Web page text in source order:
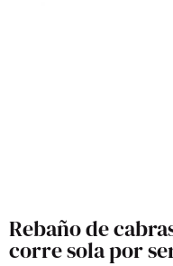
Rebaño de
corre sola por